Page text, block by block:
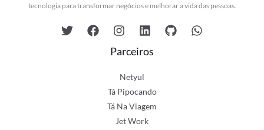
tecnologia para transformar negócios e melhorar a vida das pessoas.
Parceiros
Netyul
Tá Pipocando
Tá Na Viagem
Jet Work